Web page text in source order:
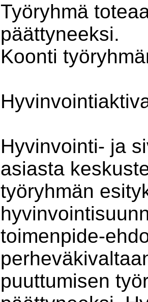
Työryhmä
päättyneeksi.
Koonti
Hyvinvointi- ja
asiasta
työryhmän
toimenpide-
puuttumisen